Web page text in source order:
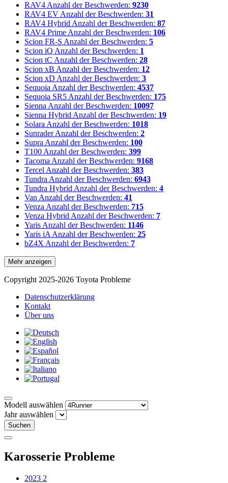
RAV4 Anzahl der Beschwerden: 9230
RAV4 EV Anzahl der Beschwerden: 31
RAV4 Hybrid Anzahl der Beschwerden: 87
RAV4 Prime Anzahl der Beschwerden: 106
Scion FR-S Anzahl der Beschwerden: 5
Scion iQ Anzahl der Beschwerden: 1
Scion tC Anzahl der Beschwerden: 28
Scion xB Anzahl der Beschwerden: 12
Scion xD Anzahl der Beschwerden: 3
Sequoia Anzahl der Beschwerden: 4537
Sequoia SR5 Anzahl der Beschwerden: 175
Sienna Anzahl der Beschwerden: 10097
Sienna Hybrid Anzahl der Beschwerden: 19
Solara Anzahl der Beschwerden: 1018
Sunrader Anzahl der Beschwerden: 2
Supra Anzahl der Beschwerden: 100
T100 Anzahl der Beschwerden: 399
Tacoma Anzahl der Beschwerden: 9168
Tercel Anzahl der Beschwerden: 383
Tundra Anzahl der Beschwerden: 6943
Tundra Hybrid Anzahl der Beschwerden: 4
Van Anzahl der Beschwerden: 41
Venza Anzahl der Beschwerden: 715
Venza Hybrid Anzahl der Beschwerden: 7
Yaris Anzahl der Beschwerden: 1146
Yaris iA Anzahl der Beschwerden: 25
bZ4X Anzahl der Beschwerden: 7
Mehr anzeigen
Copyright 2025-2026 Toyota Probleme
Datenschutzerklärung
Kontakt
Über uns
Modell auswählen
Jahr auswählen
Suchen
Karosserie Probleme
2023 2